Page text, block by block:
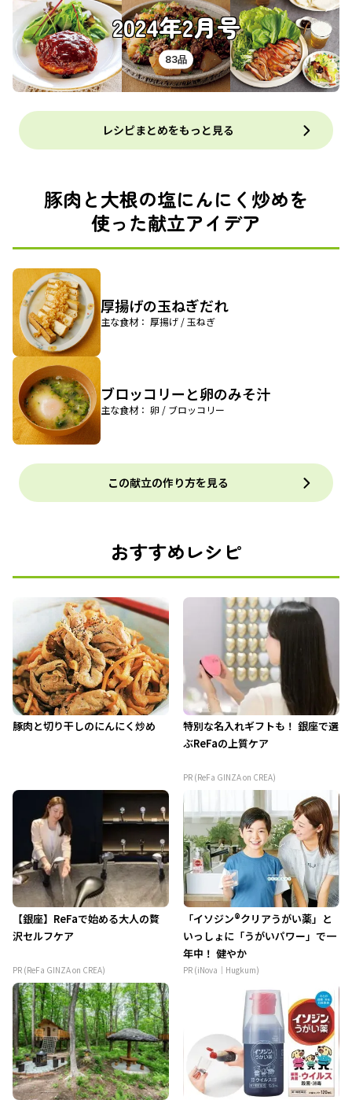
2024年2月号
83品
レシピまとめをもっと見る
豚肉と大根の塩にんにく炒めを
使った献立アイデア
厚揚げの玉ねぎだれ
主な食材： 厚揚げ / 玉ねぎ
ブロッコリーと卵のみそ汁
主な食材： 卵 / ブロッコリー
この献立の作り方を見る
おすすめレシピ
豚肉と切り干しのにんにく炒め
特別な名入れギフトも！ 銀座で選
ぶReFaの上質ケア
PR (ReFa GINZA on CREA)
【銀座】ReFaで始める大人の贅
沢セルフケア
PR (ReFa GINZA on CREA)
「イソジン®クリアうがい薬」と
いっしょに「うがいパワー」で一
年中！ 健やか
PR (iNova｜Hugkum)